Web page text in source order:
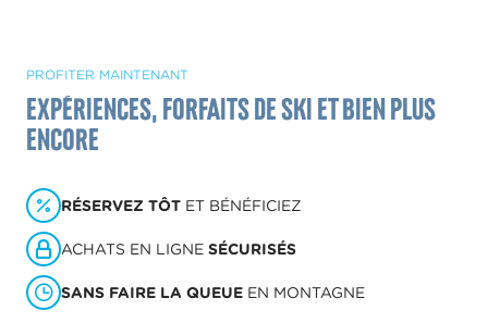
PROFITER MAINTENANT
Expériences, forfaits de ski et bien plus
encore
RÉSERVEZ TÔT ET BÉNÉFICIEZ
ACHATS EN LIGNE SÉCURISÉS
SANS FAIRE LA QUEUE EN MONTAGNE